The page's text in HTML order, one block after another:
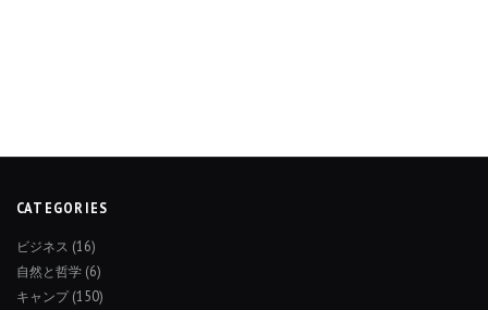
CATEGORIES
ビジネス (16)
自然と哲学 (6)
キャンプ(150)